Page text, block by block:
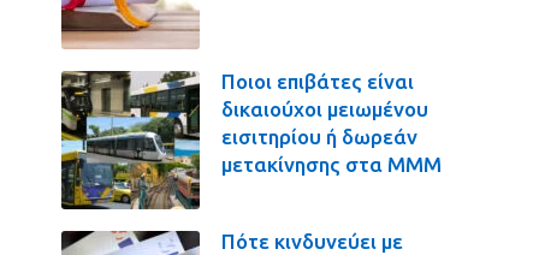
Ποιοι επιβάτες είναι
δικαιούχοι μειωμένου
εισιτηρίου ή δωρεάν
μετακίνησης στα ΜΜΜ
Πότε κινδυνεύει με